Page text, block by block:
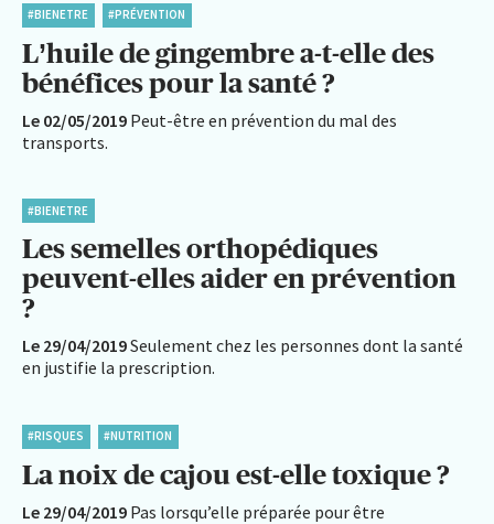
#BIENETRE #PRÉVENTION
L’huile de gingembre a-t-elle des
bénéfices pour la santé ?
Le 02/05/2019 Peut-être en prévention du mal des
transports.
#BIENETRE
Les semelles orthopédiques
peuvent-elles aider en prévention
?
Le 29/04/2019Seulement chez les personnes dont la santé
en justifie la prescription.
#RISQUES #NUTRITION
La noix de cajou est-elle toxique ?
Le 29/04/2019 Pas lorsqu’elle préparée pour être